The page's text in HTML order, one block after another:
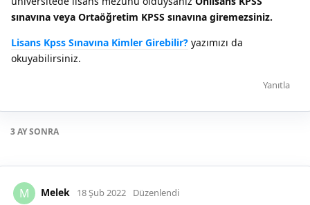
sınavına veya Ortaöğretim KPSS sınavına giremezsiniz.
Lisans Kpss Sınavına Kimler Girebilir? yazımızı da
okuyabilirsiniz.
Yanıtla
3 AYSONRA
M Melek 18 Şub 2022 Düzenlendi